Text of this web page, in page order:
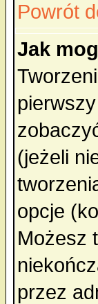
Powrót
Jak
(jeżeli
opcje
Możesz
przez